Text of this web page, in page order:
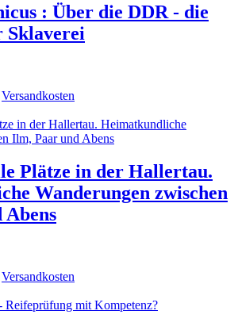
: Über die DDR - die
Sklaverei
Versandkosten
Plätze in der Hallertau.
Wanderungen zwischen
Versandkosten